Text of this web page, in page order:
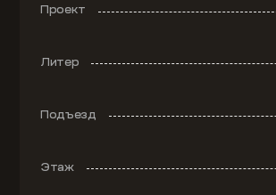
Проект
Литер
Подъезд
Этаж